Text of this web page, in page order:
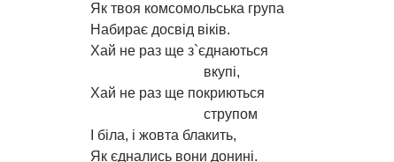
Як твоя комсомольська група
Набирає досвід віків.
Хай не раз ще з`єднаються
вкупі,
Хай не раз ще покриються
струпом
І біла, і жовта блакить,
Як єднались вони донині.